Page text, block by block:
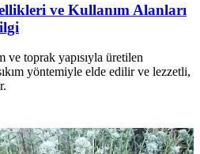
ve Kullanım Alanları
toprak yapısıyla üretilen
yöntemiyle elde edilir ve lezzetli,